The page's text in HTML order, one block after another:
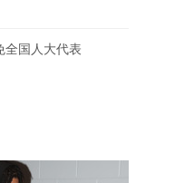
全国人大代表